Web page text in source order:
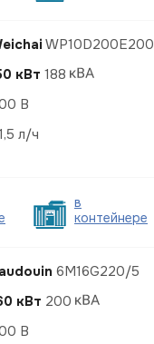
WP10D200E200
кВт 188
В
л/ч
в
контейнере
6M16G220/5
кВт 200
В